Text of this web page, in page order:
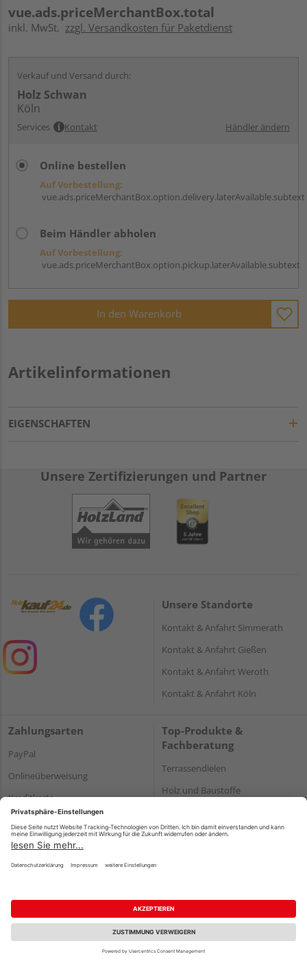
vue.ads.priceMerchantBox.total
inkl. MwSt. zzgl. Versandkosten für Paketdienst
Verkauf und Versand durch:
Holz Schwan
Köln
Services Kontakt Händler ändern
Online bestellen
Auf Vorbestellung:
vue.ads.priceMerchantBox.option.delivery.laterAvailable.subtext
Beim Händler abholen
Auf Vorbestellung:
vue.ads.priceMerchantBox.option.pickup.laterAvailable.subtext
In den Warenkorb
Artikelinformationen
EIGENSCHAFTEN
Unsere Zertifizierungen und Partner
Unsere Standorte
Kontakt & Anfahrt Simmerath
Kontakt & Anfahrt Gießen
Kontakt & Anfahrt Weroth
Kontakt & Anfahrt Köln
Zahlungsarten
PayPal
Onlineüberweisung
Kreditkarte
Rechnung*
*Bonität vorausgesetzt
Top-Produkte &
Fachberatung
Terrassendielen
Holz und Baustoffe
Impressum Datenschutz AGB
Barrierefreiheitserklärung
Vertrag widerrufen